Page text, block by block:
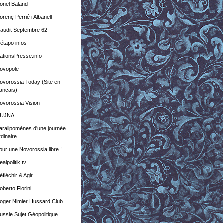
Baland
Perrié i Albanell
Septembre 62
infos
Today (Site en
Vision
d'une journée
une Novorossia libre !
& Agir
Fiorini
Nimier Hussard Club
Sujet Géopolitique